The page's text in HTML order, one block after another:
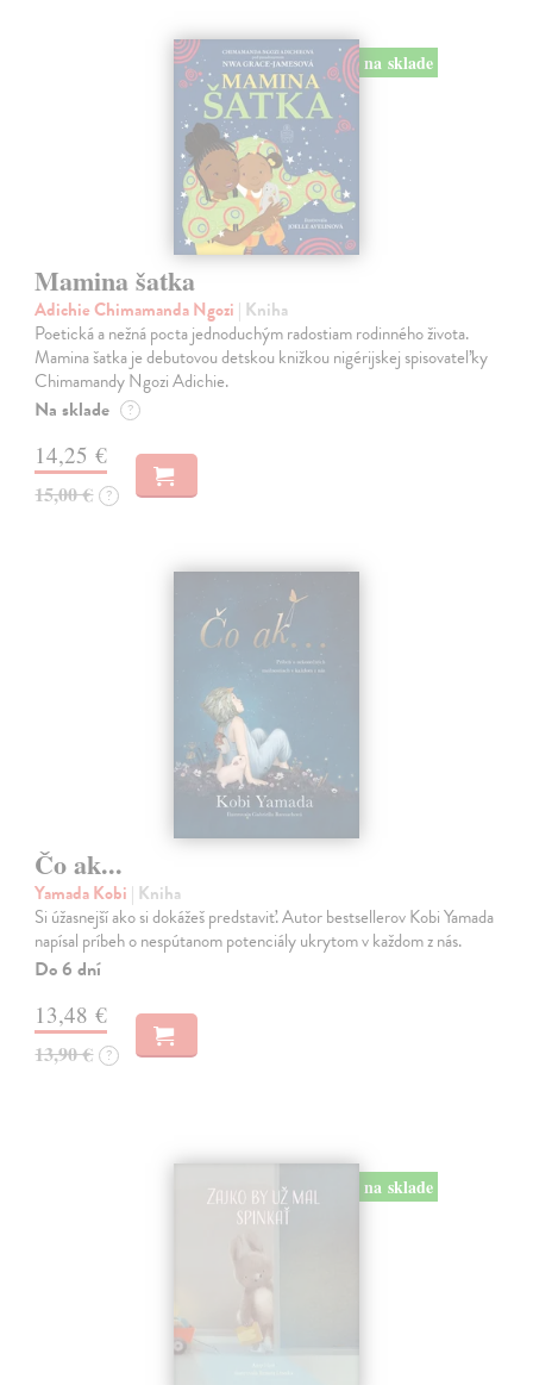
na sklade
Mamina šatka
Adichie Chimamanda Ngozi | Kniha
Poetická a nežná pocta jednoduchým radostiam rodinného života.
Mamina šatka je debutovou detskou knižkou nigérijskej spisovateľky
Chimamandy Ngozi Adichie.
Na sklade ?
14,25 €
15,00 € ?
Čo ak...
Yamada Kobi | Kniha
Si úžasnejší ako si dokážeš predstaviť. Autor bestsellerov Kobi Yamada
napísal príbeh o nespútanom potenciály ukrytom v každom z nás.
Do 6 dní
13,48 €
13,90 € ?
na sklade